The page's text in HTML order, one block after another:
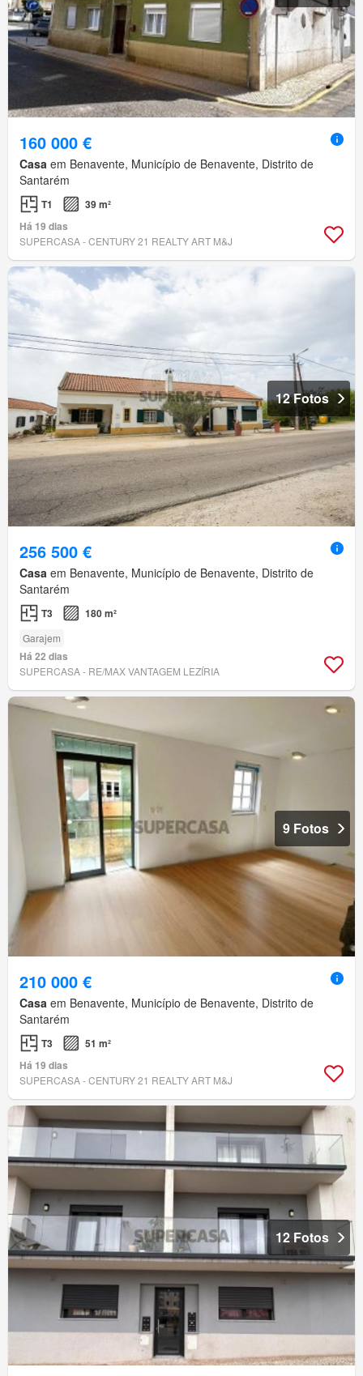
160 000 €
Casa em Benavente, Município de Benavente, Distrito de
Santarém
T1
39 m²
Há 19 dias
SUPERCASA - CENTURY 21 REALTY ART M&J
12 Fotos
256 500 €
Casa em Benavente, Município de Benavente, Distrito de
Santarém
T3 180 m²
Garajem
Há 22 dias
SUPERCASA - RE/MAX VANTAGEM LEZÍRIA
9 Fotos
210 000 €
Casa em Benavente, Município de Benavente, Distrito de
Santarém
T3
51 m²
Há 19 dias
SUPERCASA - CENTURY 21 REALTY ART M&J
12 Fotos